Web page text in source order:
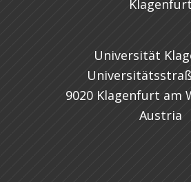
Universität
9020 Klagenfurt am
Austria